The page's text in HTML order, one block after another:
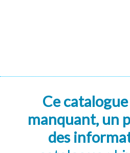
Ce
manquant, un
des